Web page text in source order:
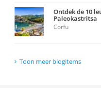
Ontdek de 10
Paleokastritsa
Corfu
Toon meer blogitems